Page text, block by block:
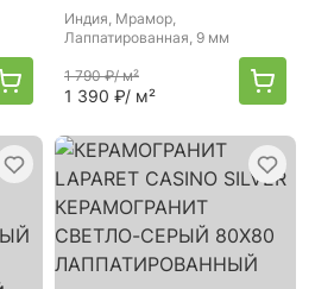
Индия, Мрамор,
Лаппатированная, 9 мм
1 790 ₽/ м²
1 390 ₽/ м²